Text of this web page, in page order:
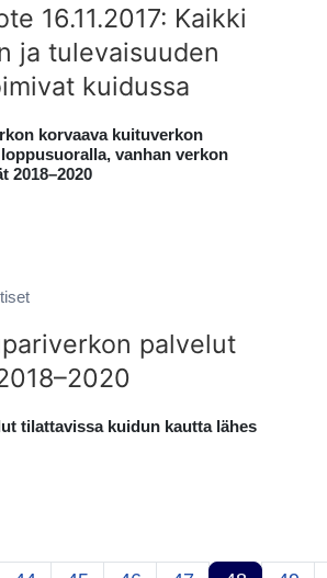
16.11.2017: Kaikki
ja tulevaisuuden
kuidussa
korvaava kuituverkon
vanhan verkon
2018–2020
palvelut
tilattavissa kuidun kautta lähes